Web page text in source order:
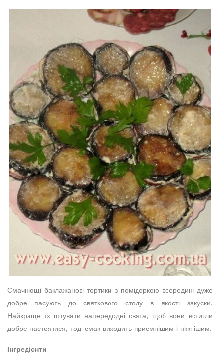
Смачнющі баклажанові тортики з помідоркою всередині дуже
добре пасують до святкового столу в якості закуски.
Найкраще їх готувати напередодні свята, щоб вони встигли
добре настоятися, тоді смак виходить приємнішим і ніжнішим.
Інгредієнти